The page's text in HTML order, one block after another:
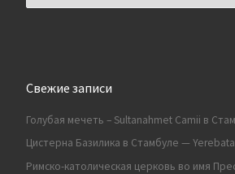
Свежие записи
Голубая мечеть – Sultanahmet Camii в
Цистерна Базилика в Стамбуле —
Римско-католическая церковь во имя